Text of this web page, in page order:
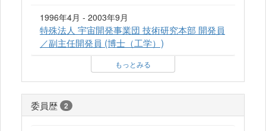
1996年4月 - 2003年9月
特殊法人 宇宙開発事業団 技術研究本部 開発員
／副主任開発員 (博士（工学）)
もっとみる
委員歴 2